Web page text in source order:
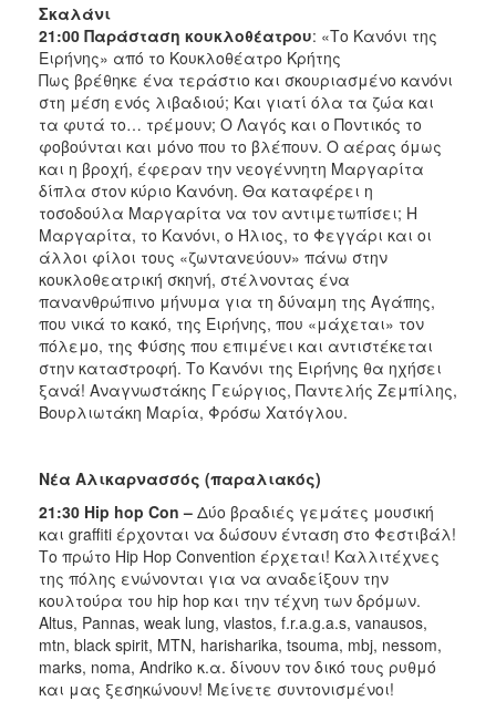
Σκαλάνι
21:00 Παράσταση κουκλοθέατρου: «Το Κανόνι της
Ειρήνης» από το Κουκλοθέατρο Κρήτης
Πως βρέθηκε ένα τεράστιο και σκουριασμένο κανόνι
στη μέση ενός λιβαδιού; Και γιατί όλα τα ζώα και
τα φυτά το… τρέμουν; Ο Λαγός και ο Ποντικός το
φοβούνται και μόνο που το βλέπουν. Ο αέρας όμως
και η βροχή, έφεραν την νεογέννητη Μαργαρίτα
δίπλα στον κύριο Κανόνη. Θα καταφέρει η
τοσοδούλα Μαργαρίτα να τον αντιμετωπίσει; Η
Μαργαρίτα, το Κανόνι, ο Ήλιος, το Φεγγάρι και οι
άλλοι φίλοι τους «ζωντανεύουν» πάνω στην
κουκλοθεατρική σκηνή, στέλνοντας ένα
πανανθρώπινο μήνυμα για τη δύναμη της Αγάπης,
που νικά το κακό, της Ειρήνης, που «μάχεται» τον
πόλεμο, της Φύσης που επιμένει και αντιστέκεται
στην καταστροφή. Το Κανόνι της Ειρήνης θα ηχήσει
ξανά! Αναγνωστάκης Γεώργιος, Παντελής Ζεμπίλης,
Βουρλιωτάκη Μαρία, Φρόσω Χατόγλου.
Νέα Αλικαρνασσός (παραλιακός)
21:30 Hip hop Con – Δύο βραδιές γεμάτες μουσική
και graffiti έρχονται να δώσουν ένταση στο Φεστιβάλ!
Το πρώτο Hip Hop Convention έρχεται! Καλλιτέχνες
της πόλης ενώνονται για να αναδείξουν την
κουλτούρα του hip hop και την τέχνη των δρόμων.
Altus, Pannas, weak lung, vlastos, f.r.a.g.a.s, vanausos,
mtn, black spirit, MTN, harisharika, tsouma, mbj, nessom,
marks, noma, Andriko κ.α. δίνουν τον δικό τους ρυθμό
και μας ξεσηκώνουν! Μείνετε συντονισμένοι!